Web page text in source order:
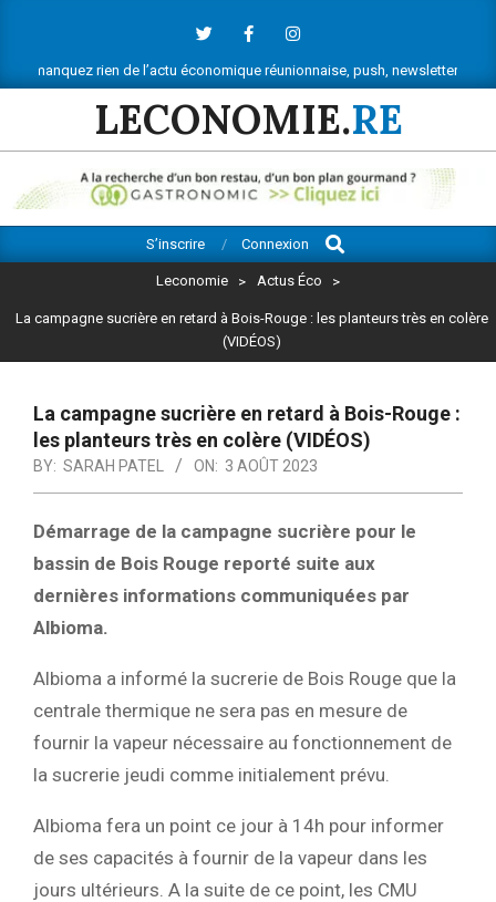
content
rien de l’actu économique réunionnaise, push, newsletter, vous saurez
LECONOMIE.RE
Navigation
S’inscrire Connexion
Search
Leconomie > Actus Éco >
La campagne sucrière en retard à Bois-Rouge : les planteurs très en colère
(VIDÉOS)
La campagne sucrière en retard à Bois-Rouge :
les planteurs très en colère (VIDÉOS)
BY: SARAH PATEL ON: 3 AOÛT 2023
Démarrage de la campagne sucrière pour le
bassin de Bois Rouge reporté suite aux
dernières informations communiquées par
Albioma.
Albioma a informé la sucrerie de Bois Rouge que la
centrale thermique ne sera pas en mesure de
fournir la vapeur nécessaire au fonctionnement de
la sucrerie jeudi comme initialement prévu.
Albioma fera un point ce jour à 14h pour informer
de ses capacités à fournir de la vapeur dans les
jours ultérieurs. A la suite de ce point, les CMU